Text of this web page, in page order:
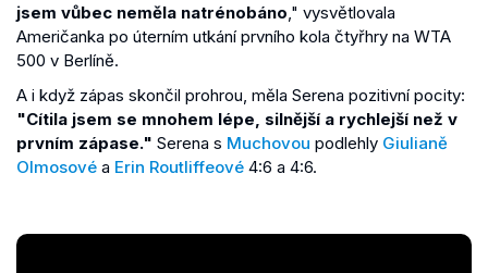
jsem vůbec neměla natrénobáno," vysvětlovala
Američanka po úterním utkání prvního kola čtyřhry na WTA
500 v Berlíně.
A i když zápas skončil prohrou, měla Serena pozitivní pocity:
"Cítila jsem se mnohem lépe, silnější a rychlejší než v
prvním zápase." Serena s Muchovou podlehly Giulianě
Olmosové a Erin Routliffeové 4:6 a 4:6.